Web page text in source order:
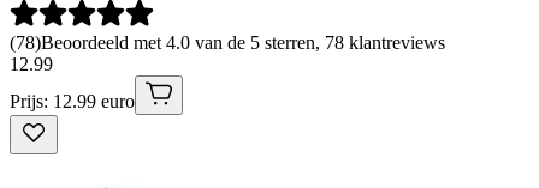
(78)Beoordeeld met 4.0 van de 5 sterren, 78 klantreviews
12.99
Prijs: 12.99 euro